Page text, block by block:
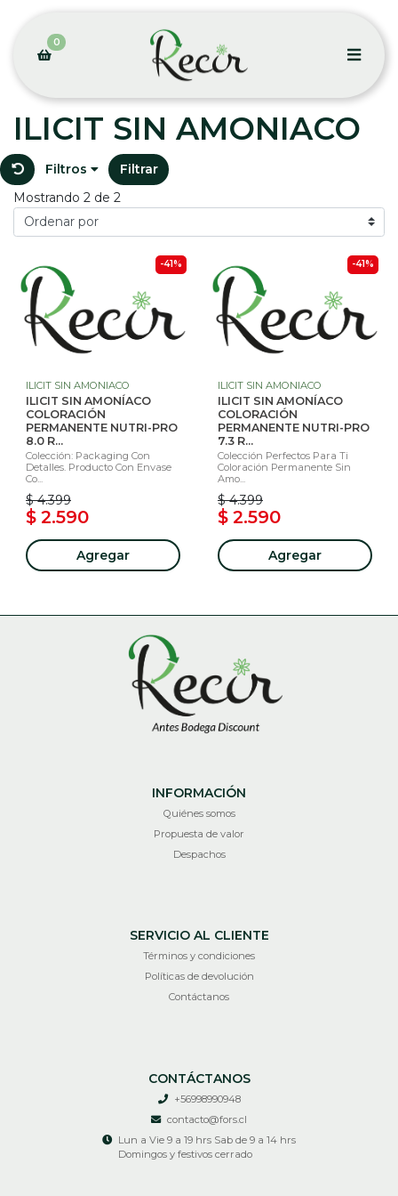
0
ILICIT SIN AMONIACO
Filtros
Filtrar
Mostrando 2 de 2
-41%
ILICIT SIN AMONIACO
ILICIT SIN AMONÍACO
COLORACIÓN
PERMANENTE NUTRI-PRO
8.0 R...
Colección: Packaging Con
Detalles. Producto Con Envase
Co...
$ 4.399
$ 2.590
Agregar
-41%
ILICIT SIN AMONIACO
ILICIT SIN AMONÍACO
COLORACIÓN
PERMANENTE NUTRI-PRO
7.3 R...
Colección Perfectos Para Ti
Coloración Permanente Sin
Amo...
$ 4.399
$ 2.590
Agregar
INFORMACIÓN
Quiénes somos
Propuesta de valor
Despachos
SERVICIO AL CLIENTE
Términos y condiciones
Políticas de devolución
Contáctanos
CONTÁCTANOS
+56998990948
contacto@fors.cl
Lun a Vie 9 a 19 hrs Sab de 9 a 14 hrs
Domingos y festivos cerrado